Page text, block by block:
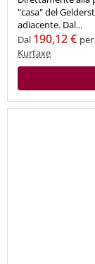
"casa" del
adiacente. Dal...
Dal 190,12 €
Kurtaxe